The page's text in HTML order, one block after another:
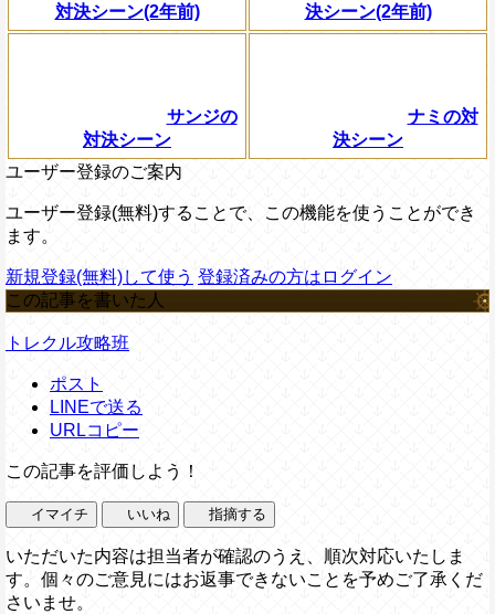
対決シーン(2年前)
決シーン(2年前)
サンジの
対決シーン
ナミの対
決シーン
ユーザー登録のご案内
ユーザー登録(無料)することで、この機能を使うことができ
ます。
新規登録(無料)して使う 登録済みの方はログイン
この記事を書いた人
トレクル攻略班
ポスト
LINEで送る
URLコピー
この記事を評価しよう！
イマイチ いいね 指摘する
いただいた内容は担当者が確認のうえ、順次対応いたしま
す。個々のご意見にはお返事できないことを予めご了承くだ
さいませ。